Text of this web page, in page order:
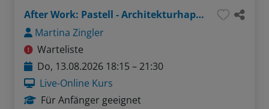
After Work: Pastell - Architekturhappen: Wände, Türen, Fenster
Martina Zingler
Warteliste
Do, 13.08.2026 18:15 – 21:30
Live-Online Kurs
Für Anfänger geeignet